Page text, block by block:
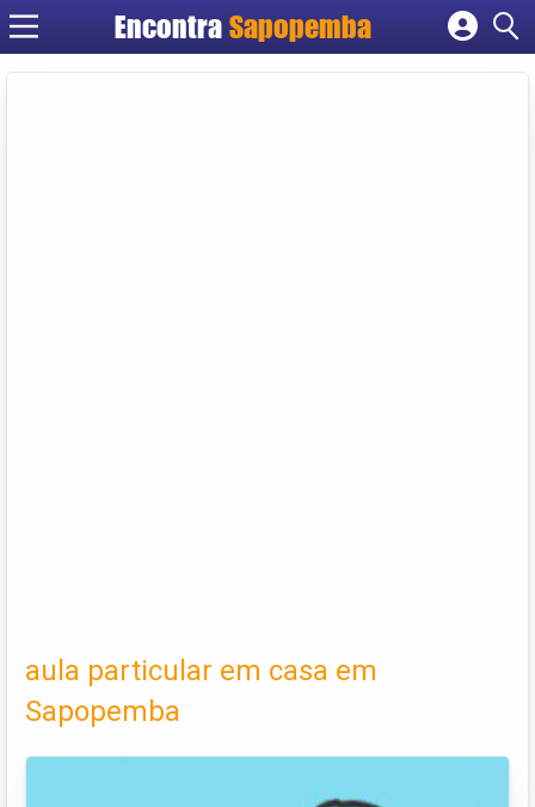
Encontra Sapopemba
Cadastrar empresa
aula particular em casa em
Sapopemba